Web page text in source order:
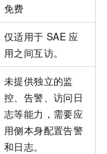
免费
仅适用于 SAE 应
用之间互访。
未提供独立的监
控、告警、访问日
志等能力，需要应
用侧本身配置告警
和日志。